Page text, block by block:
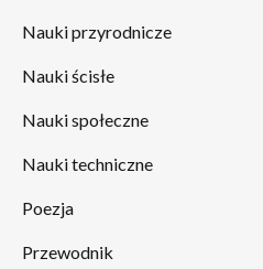
Nauki przyrodnicze
Nauki ścisłe
Nauki społeczne
Nauki techniczne
Poezja
Przewodnik